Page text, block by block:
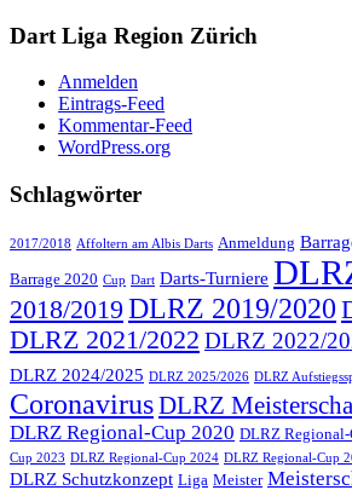
Dart Liga Region Zürich
Anmelden
Eintrags-Feed
Kommentar-Feed
WordPress.org
Schlagwörter
2017/2018 Affoltern am Albis Darts Anmeldung
Barrage 2020 Cup Dart Darts-Turniere
2018/2019 DLRZ 2019/2020
DLRZ 2021/2022 DLRZ 2022/
DLRZ 2024/2025 DLRZ 2025/2026 DLRZ
CoronavirusDLRZ
DLRZ Regional-Cup 2020 DLRZ
Cup 2023 DLRZ Regional-Cup 2024 DLRZ Regional-Cup
DLRZ Schutzkonzept Liga Meister